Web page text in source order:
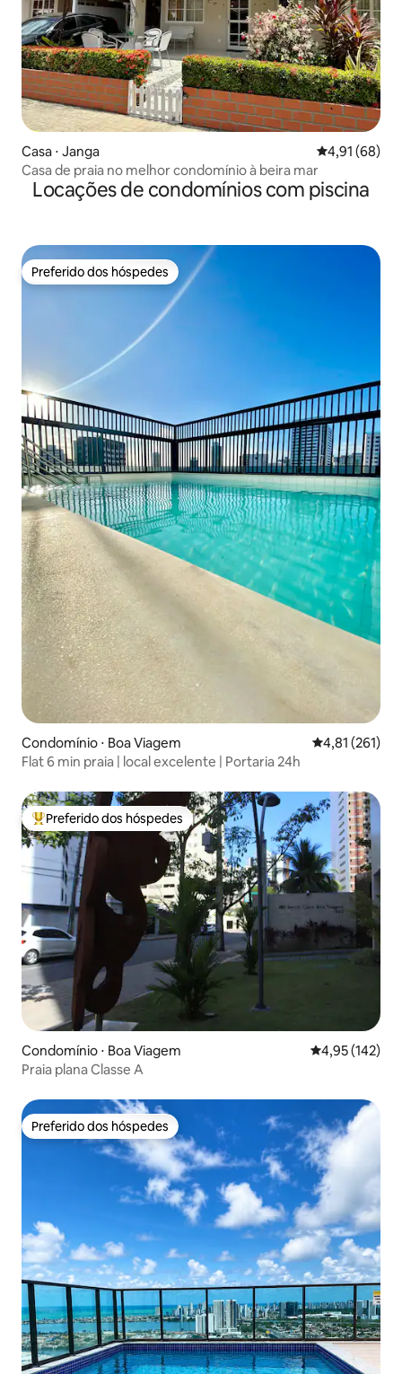
Casa ⋅ Janga 4,91 de uma
4,91 (68)
Casa de praia no melhor condomínio à beira mar
Locações de condomínios com piscina
Preferido dos hóspedes
Preferido dos hóspedes
Condomínio ⋅ Boa Viagem 4,81 de uma
4,81 (261)
Flat 6 min praia | local excelente | Portaria 24h
Entre os melhores preferidos dos hóspedes
Preferido dos hóspedes
Condomínio ⋅ Boa Viagem 4,95 de uma
4,95 (142)
Praia plana Classe A
Preferido dos hóspedes
Preferido dos hóspedes